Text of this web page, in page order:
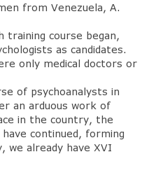
from Venezuela, A.
course began,
as candidates.
only medical doctors or
of psychoanalysts in
an arduous work of
in the country, the
continued, forming
we already have XVI